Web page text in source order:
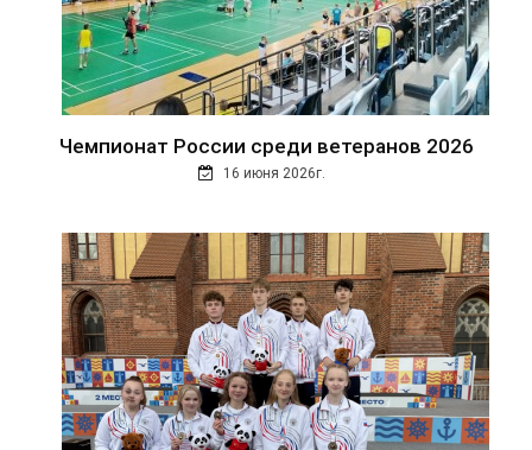
Чемпионат России среди ветеранов 2026
16 июня 2026г.